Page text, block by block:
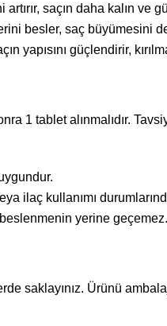
saçın daha kalın ve
besler, saç büyümesini
yapısını güçlendirir,
1 tablet alınmalıdır.
ilaç kullanımı
yerine geçemez.
saklayınız. Ürünü